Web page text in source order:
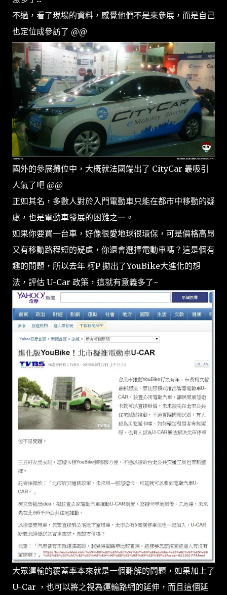
不過，看了現場的資料，感覺他們不是來參展，而是自己
也定位成參訪了 @@
國外的參展攤位中，大概就法國端出了 CityCar 最吸引
人氣了吧 @@
正如其名，多數人對於入門電動車只能在都市中移動的疑
慮，也是電動車發展的困難之一。
如果你要買一台車，好像很愛地球很環保，可是價格高昂
又有移動路程短的疑慮，你還會選擇電動車嗎？這是個有
趣的問題，所以去年 柯P 拋出了YouBike大進化的想
法，評估 U-Car 政策，這就有意義多了~
大眾運輸的覆蓋率本來就是一個難解的問題，如果加上了
U-Car ，也可以將之視為運輸路網的延伸，而且這個延